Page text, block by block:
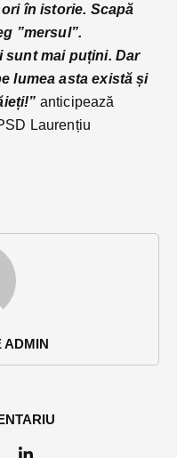
ADMIN
în istorie. Scapă
”mersul”.
sunt mai puțini. Dar
lumea asta există și
anticipează
Laurențiu